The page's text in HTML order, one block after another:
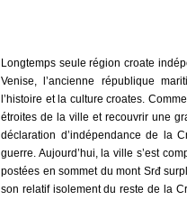
Longtemps seule région croate
Venise, l’ancienne république
l’histoire et la culture croates.
étroites de la ville et recouvrir une
déclaration d’indépendance de la
guerre. Aujourd’hui, la ville s’est
postées en sommet du mont Srđ
son relatif isolement du reste de la